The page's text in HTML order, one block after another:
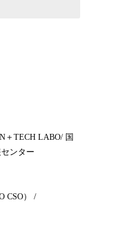
＋TECH LABO/ 国
ンター
CSO） /